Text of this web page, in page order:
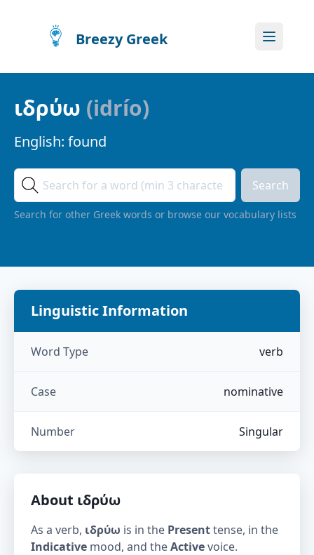
Breezy Greek
ιδρύω (idrío)
English: found
Search
Search for other Greek words or browse our vocabulary lists
Linguistic Information
Word Type verb
Case nominative
Number Singular
About ιδρύω
As a verb, ιδρύω is in the Presenttense, in the
Indicative mood, and theActivevoice.